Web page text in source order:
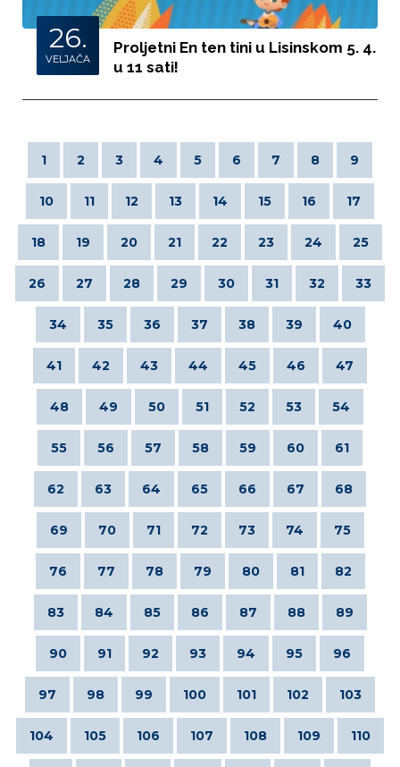
26.
VELJAČA
Proljetni En ten tini u Lisinskom 5. 4.
u 11 sati!
1 2 3 4 5 6 7 8 9
10 11 12 13 14 15 16 17
18 19 20 21 22 23 24 25
26 27 28 29 30 31 32 33
34 35 36 37 38 39 40
41 42 43 44 45 46 47
48 49 50 51 52 53 54
55 56 57 58 59 60 61
62 63 64 65 66 67 68
69 70 71 72 73 74 75
76 77 78 79 80 81 82
83 84 85 86 87 88 89
90 91 92 93 94 95 96
97 98 99 100 101 102 103
104 105 106 107 108 109 110